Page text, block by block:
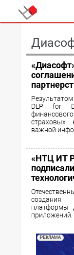
DLP for
страховых
важной
«НТЦ ИТ
создания
платформы
приложений.
РЕКЛАМА